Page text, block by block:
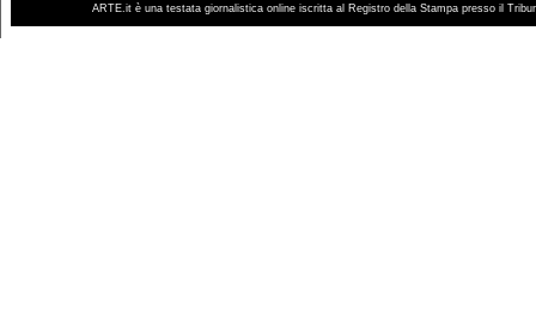
ARTE.it è una testata giornalistica online iscritta al Registro della Stampa presso il